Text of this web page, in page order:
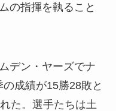
の指揮を執ること
デン・ヤーズでナ
成績が15勝28敗と
た。選手たちは土